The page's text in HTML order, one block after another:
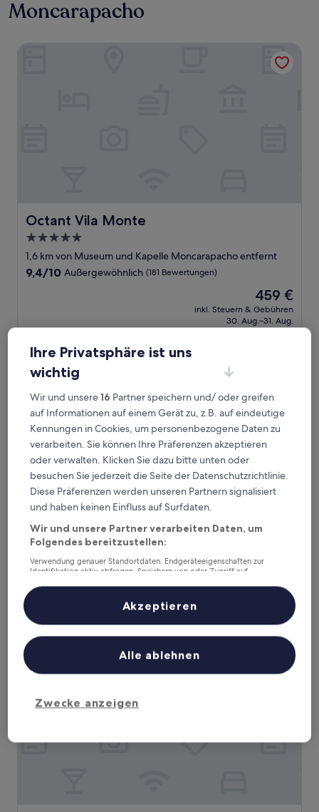
Moncarapacho
Octant Vila Monte
Octant Vila Monte
5.0-
Sterne-
Unterkunft
1,6 km von Museum und Kapelle Moncarapacho entfernt
9.4
9,4/10 Außergewöhnlich (181 Bewertungen)
Der
Preis
beträgt
459 €
459 €
inkl. Steuern & Gebühren
30. Aug.–31. Aug.
Casa Rosa Villa
3.0-
Unterkunft
7,7 km von Museum und Kapelle Moncarapacho entfernt
9.8
von
10,
Außergewöhnlich,
(30
Bewertungen)
9,8/10 Außergewöhnlich (30 Bewertungen)
beträgt
150 €
inkl. Steuern & Gebühren
26. Aug.–27. Aug.
Casa Rosa Villa
Real Marina Hotel & Spa
Ihre Privatsphäre ist uns
wichtig
Wir und unsere16 Partner speichern und/ oder greifen
auf Informationen auf einem Gerät zu, z.B. auf eindeutige
Kennungen in Cookies, um personenbezogene Daten zu
verarbeiten. Sie können Ihre Präferenzen akzeptieren
oder verwalten. Klicken Sie dazu bitte unten oder
besuchen Sie jederzeit die Seite der Datenschutzrichtlinie.
Diese Präferenzen werden unseren Partnern signalisiert
und haben keinen Einfluss auf Surfdaten.
Wir und unsere Partner verarbeiten Daten, um
Folgendes bereitzustellen:
Verwendung genauer Standortdaten. Endgeräteeigenschaften zur
Identifikation aktiv abfragen. Speichern von oder Zugriff auf
Inhalte, Messung von Werbeleistung und der Performance von Inhalten,
Zielgruppenforschung sowie Entwicklung und Verbesserung von
Liste der Partner (Lieferanten)
Zwecke anzeigen
Alle ablehnen
Akzeptieren